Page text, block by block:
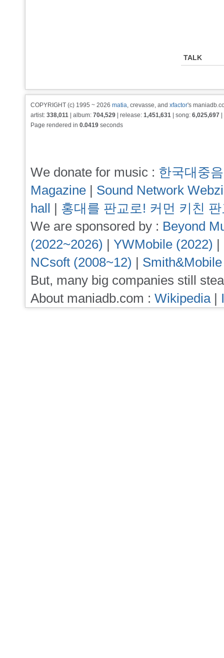
TALK
COPYRIGHT (c) 1995 ~ 2026 matia, crevasse, and xfactor's
artist: 338,011 | album: 704,529 | release: 1,451,631 | song: 6,025,697
Page rendered in 0.0419 seconds
We donate for music : 한국대중
Magazine | Sound Network
hall | 홍대를 판교로! 커먼 키친
We are sponsored by : Beyond
(2022~2026) | YWMobile (2022) |
NCsoft (2008~12) |
But, many big companies still
About maniadb.com : Wikipedia|